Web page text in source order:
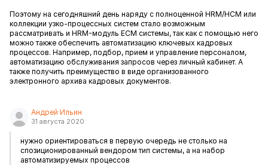
Поэтому на сегодняшний день наряду с полноценной HRM/HCM или
коллекции узко-процессных систем стало возможным
рассматривать и HRM-модуль ECM системы, так как с помощью него
можно также обеспечить автоматизацию ключевых кадровых
процессов. Например, подбор, прием и управление персоналом,
автоматизацию обслуживания запросов через личный кабинет. А
также получить преимущество в виде организованного
электронного архива кадровых документов.
Андрей Ильин
31 августа 2020
нужно ориентироваться в первую очередь не столько на
спозиционированный вендором тип системы, а на набор
автоматизируемых процессов